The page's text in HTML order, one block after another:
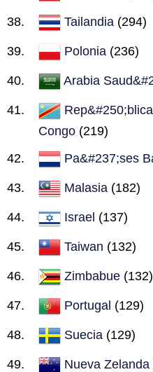
Tailandia (294)
Polonia (236)
Arabia
Congo (219)
Pa&#237;ses
Malasia (182)
Israel (137)
Taiwan (132)
Zimbabue (132)
Portugal (129)
Suecia (129)
Nueva Zelanda